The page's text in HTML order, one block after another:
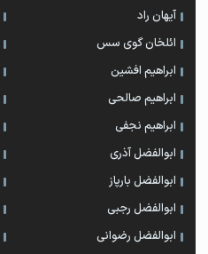
آیهان راد
ائلخان گوی سس
ابراهیم افشین
ابراهیم صالحی
ابراهیم نجفی
ابوالفضل آذری
ابوالفضل بارپاز
ابوالفضل رجبی
ابوالفضل رضوانی